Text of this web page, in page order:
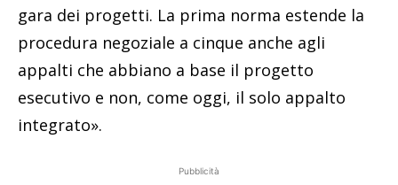
gara dei progetti. La prima norma estende la
procedura negoziale a cinque anche agli
appalti che abbiano a base il progetto
esecutivo e non, come oggi, il solo appalto
integrato».
Pubblicità